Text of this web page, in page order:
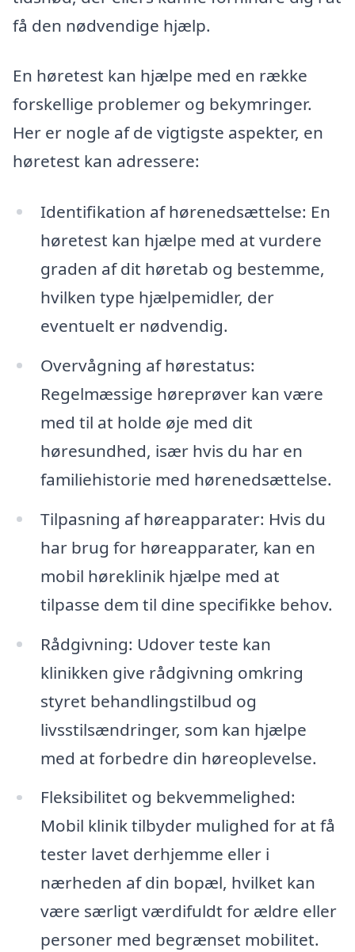
få den nødvendige hjælp.
En høretest kan hjælpe med en række
forskellige problemer og bekymringer.
Her er nogle af de vigtigste aspekter, en
høretest kan adressere:
Identifikation af hørenedsættelse: En
høretest kan hjælpe med at vurdere
graden af dit høretab og bestemme,
hvilken type hjælpemidler, der
eventuelt er nødvendig.
Overvågning af hørestatus:
Regelmæssige høreprøver kan være
med til at holde øje med dit
høresundhed, især hvis du har en
familiehistorie med hørenedsættelse.
Tilpasning af høreapparater: Hvis du
har brug for høreapparater, kan en
mobil høreklinik hjælpe med at
tilpasse dem til dine specifikke behov.
Rådgivning: Udover teste kan
klinikken give rådgivning omkring
styret behandlingstilbud og
livsstilsændringer, som kan hjælpe
med at forbedre din høreoplevelse.
Fleksibilitet og bekvemmelighed:
Mobil klinik tilbyder mulighed for at få
tester lavet derhjemme eller i
nærheden af din bopæl, hvilket kan
være særligt værdifuldt for ældre eller
personer med begrænset mobilitet.